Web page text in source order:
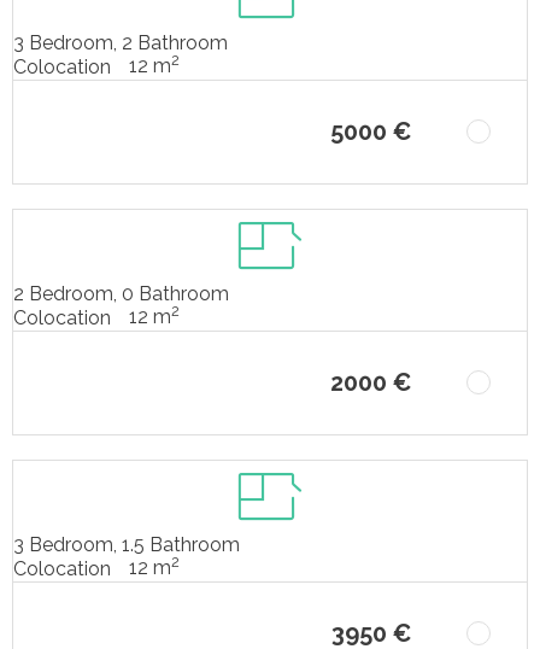
3 Bedroom, 2 Bathroom
Colocation
12 m2
5000 €
2 Bedroom, 0 Bathroom
Colocation
12 m2
2000 €
3 Bedroom, 1.5 Bathroom
Colocation
12 m2
3950 €